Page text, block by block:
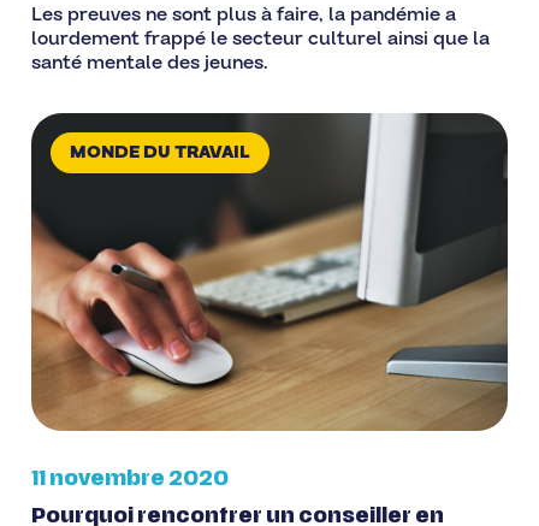
Les preuves ne sont plus à faire, la pandémie a
lourdement frappé le secteur culturel ainsi que la
santé mentale des jeunes.
MONDE DU TRAVAIL
11 novembre 2020
Pourquoi rencontrer un conseiller en